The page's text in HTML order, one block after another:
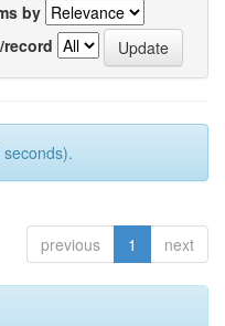
by
previous 1 next